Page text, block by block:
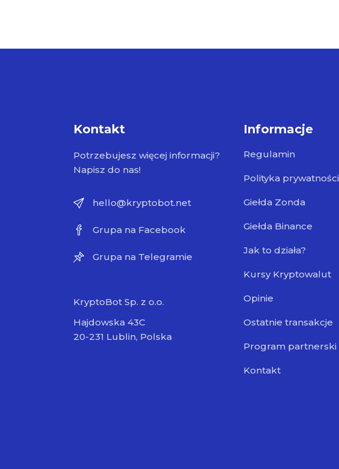
Kontakt
Potrzebujesz więcej informacji?
Napisz do nas!
hello@kryptobot.net
Grupa na Facebook
Grupa na Telegramie
KryptoBot Sp. z o.o.
Hajdowska 43C
20-231 Lublin, Polska
Informacje
Regulamin
Polityka prywatności
Giełda Zonda
Giełda Binance
Jak to działa?
Kursy Kryptowalut
Opinie
Ostatnie transakcje
Program partnerski
Kontakt